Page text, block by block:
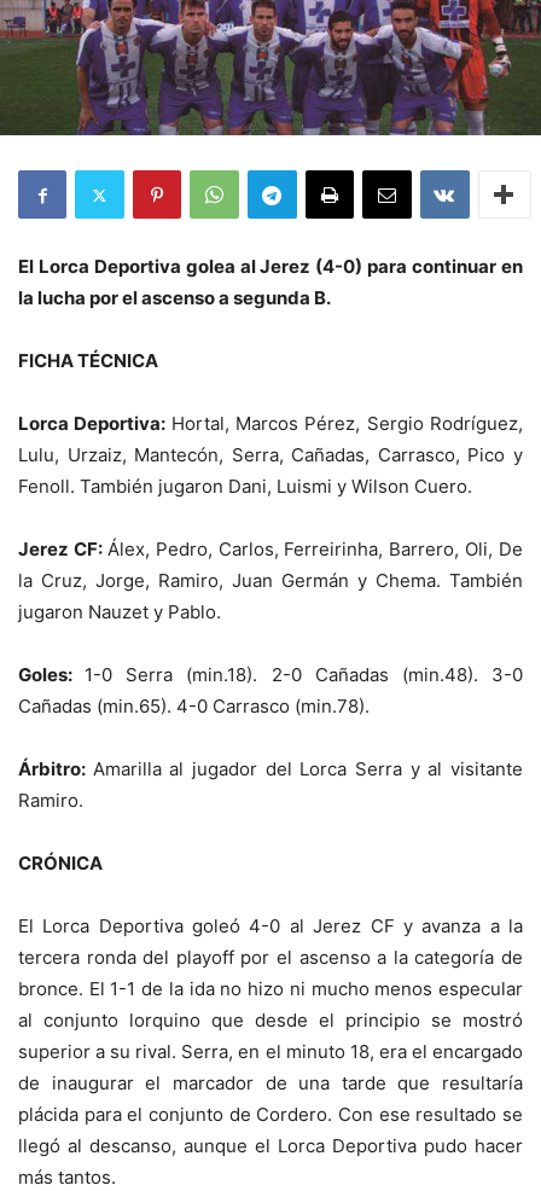
El Lorca Deportiva golea al Jerez (4-0) para continuar en
la lucha por el ascenso a segunda B.
FICHA TÉCNICA
Lorca Deportiva: Hortal, Marcos Pérez, Sergio Rodríguez,
Lulu, Urzaiz, Mantecón, Serra, Cañadas, Carrasco, Pico y
Fenoll. También jugaron Dani, Luismi y Wilson Cuero.
Jerez CF: Álex, Pedro, Carlos, Ferreirinha, Barrero, Oli, De
la Cruz, Jorge, Ramiro, Juan Germán y Chema. También
jugaron Nauzet y Pablo.
Goles: 1-0 Serra (min.18). 2-0 Cañadas (min.48). 3-0
Cañadas (min.65). 4-0 Carrasco (min.78).
Árbitro: Amarilla al jugador del Lorca Serra y al visitante
Ramiro.
CRÓNICA
El Lorca Deportiva goleó 4-0 al Jerez CF y avanza a la
tercera ronda del playoff por el ascenso a la categoría de
bronce. El 1-1 de la ida no hizo ni mucho menos especular
al conjunto lorquino que desde el principio se mostró
superior a su rival. Serra, en el minuto 18, era el encargado
de inaugurar el marcador de una tarde que resultaría
plácida para el conjunto de Cordero. Con ese resultado se
llegó al descanso, aunque el Lorca Deportiva pudo hacer
más tantos.